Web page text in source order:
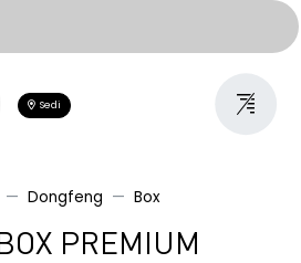
Sedi
Dongfeng Box
PREMIUM